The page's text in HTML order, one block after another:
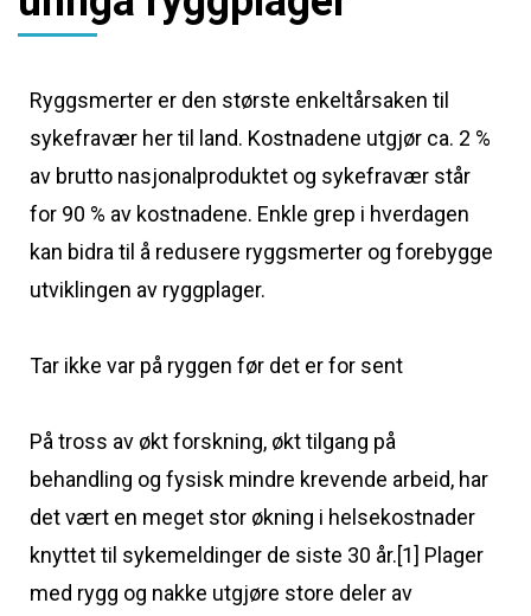
Ryggsmerter er den største enkeltårsaken til
sykefravær her til land. Kostnadene utgjør ca. 2 %
av brutto nasjonalproduktet og sykefravær står
for 90 % av kostnadene. Enkle grep i hverdagen
kan bidra til å redusere ryggsmerter og forebygge
utviklingen av ryggplager.
Tar ikke var på ryggen før det er for sent
På tross av økt forskning, økt tilgang på
behandling og fysisk mindre krevende arbeid, har
det vært en meget stor økning i helsekostnader
knyttet til sykemeldinger de siste 30 år.[1] Plager
med rygg og nakke utgjøre store deler av